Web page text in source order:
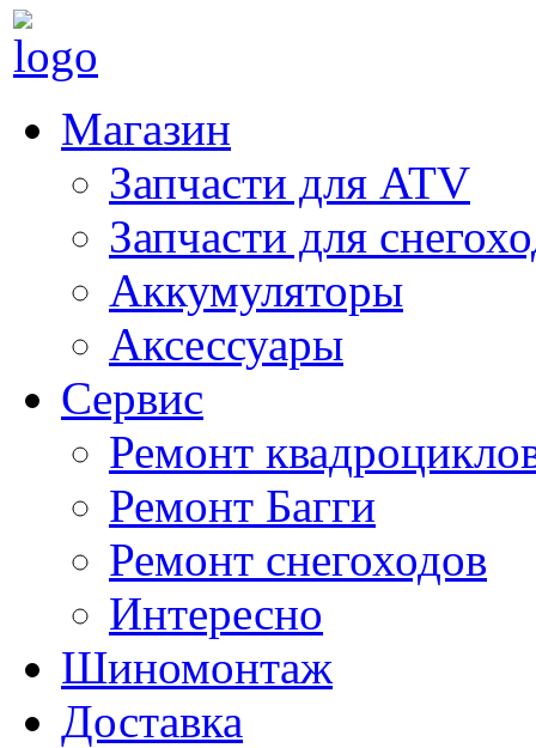
Магазин
Запчасти для ATV
Запчасти для
Аккумуляторы
Аксессуары
Сервис
Ремонт
Ремонт Багги
Ремонт снегоходов
Интересно
Шиномонтаж
Доставка